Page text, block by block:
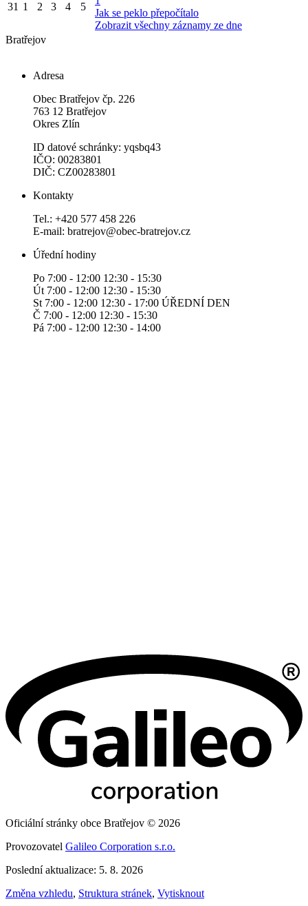
31 1 2 3 4 5
Jak se peklo přepočítalo
Zobrazit všechny záznamy ze dne
Bratřejov
Adresa
Obec Bratřejov čp. 226
763 12 Bratřejov
Okres Zlín
ID datové schránky: yqsbq43
IČO: 00283801
DIČ: CZ00283801
Kontakty
Tel.: +420 577 458 226
E-mail: bratrejov@obec-bratrejov.cz
Úřední hodiny
Po 7:00 - 12:00 12:30 - 15:30
Út 7:00 - 12:00 12:30 - 15:30
St 7:00 - 12:00 12:30 - 17:00 ÚŘEDNÍ DEN
Č 7:00 - 12:00 12:30 - 15:30
Pá 7:00 - 12:00 12:30 - 14:00
Oficiální stránky obce Bratřejov © 2026
Provozovatel Galileo Corporation s.r.o.
Poslední aktualizace: 5. 8. 2026
Změna vzhledu, Struktura stránek, Vytisknout